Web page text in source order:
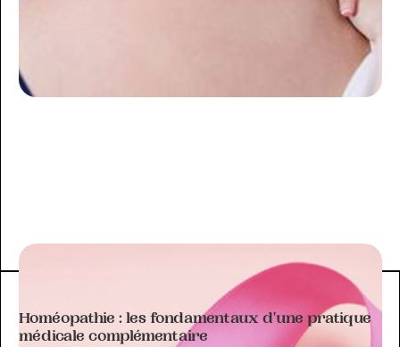
Homéopathie : les fondamentaux d'une pratique
médicale complémentaire